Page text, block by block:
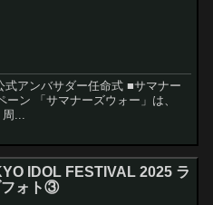
式アンバサダー任命式 ■サマナー
ン 「サマナーズウォー」は、
周...
IDOL FESTIVAL 2025 ラ
フォト③